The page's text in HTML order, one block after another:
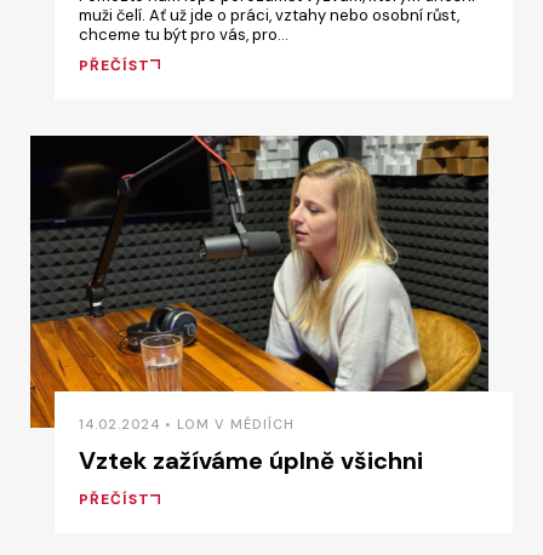
muži čelí. Ať už jde o práci, vztahy nebo osobní růst,
chceme tu být pro vás, pro…
PŘEČÍST
14.02.2024 • LOM V MÉDIÍCH
Vztek zažíváme úplně všichni
PŘEČÍST